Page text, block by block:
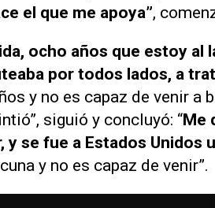
el que me apoya”,
ocho años que estoy al
por todos lados, a
y no es capaz de venir a
siguió y concluyó: “Me
y se fue a Estados Unidos
y no es capaz de venir”.